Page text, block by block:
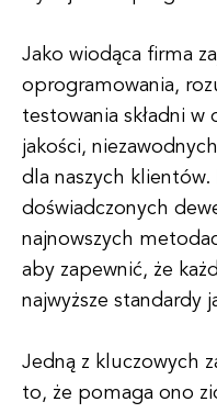
Jako wiodąca firma
oprogramowania,
testowania składni w
jakości,
dla naszych klientów.
doświadczonych
najnowszych
aby zapewnić, że
najwyższe standardy
Jedną z kluczowych
to, że pomaga ono